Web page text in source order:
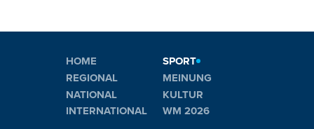
HOME
REGIONAL
NATIONAL
INTERNATIONAL
SPORT
MEINUNG
KULTUR
WM 2026